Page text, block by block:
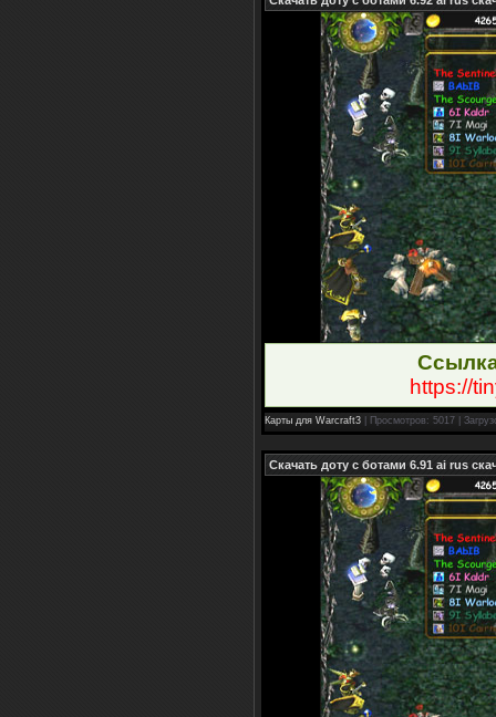
https://
Карты для Warcraft3 | Просмотров: 5017 |
Скачать доту с ботами 6.91 ai rus